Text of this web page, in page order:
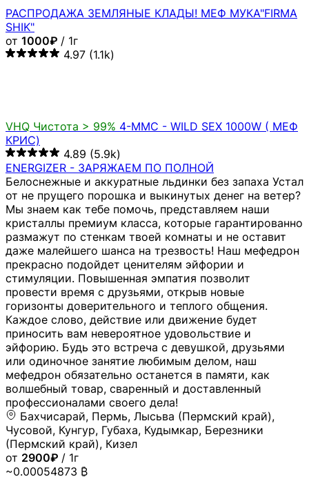
РАСПРОДАЖА ЗЕМЛЯНЫЕ КЛАДЫ! МЕФ МУКА"FIRMA
SHIK"
от 1000₽ / 1г
4.97 (1.1k)
VHQ Чистота > 99% 4-MMC - WILD SEX 1000W ( МЕФ
КРИС)
4.89 (5.9k)
ENERGIZER - ЗАРЯЖАЕМ ПО ПОЛНОЙ
Белоснежные и аккуратные льдинки без запаха Устал
от не прущего порошка и выкинутых денег на ветер?
Мы знаем как тебе помочь, представляем наши
кристаллы премиум класса, которые гарантированно
размажут по стенкам твоей комнаты и не оставит
даже малейшего шанса на трезвость! Наш мефедрон
прекрасно подойдет ценителям эйфории и
стимуляции. Повышенная эмпатия позволит
провести время с друзьями, открыв новые
горизонты доверительного и теплого общения.
Каждое слово, действие или движение будет
приносить вам невероятное удовольствие и
эйфорию. Будь это встреча с девушкой, друзьями
или одиночное занятие любимым делом, наш
мефедрон обязательно останется в памяти, как
волшебный товар, сваренный и доставленный
профессионалами своего дела!
Бахчисарай, Пермь, Лысьва (Пермский край),
Чусовой, Кунгур, Губаха, Кудымкар, Березники
(Пермский край), Кизел
от 2900₽ / 1г
~0.00054873 ₿